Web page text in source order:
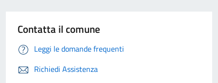
Contatta il comune
Leggi le domande frequenti
Richiedi Assistenza